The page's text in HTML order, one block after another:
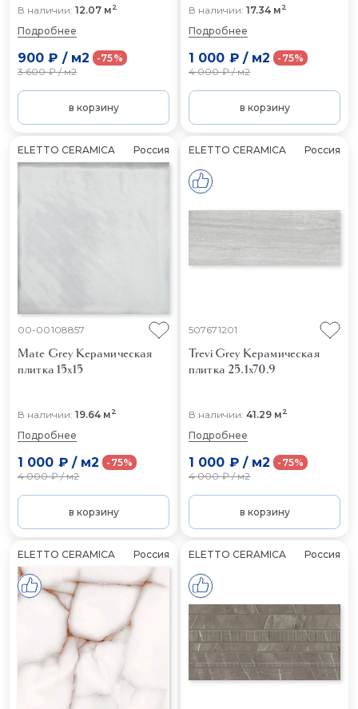
В наличии: 12.07 м2
Подробнее
900 ₽ / м2
3 600 ₽/м2
-75%
в корзину
В наличии: 17.34 м2
Подробнее
1 000 ₽/ м2
4 000 ₽/м2
-75%
в корзину
ELETTO CERAMICA Россия
00-00108857
Mate Grey Керамическая
плитка 15x15
В наличии: 19.64 м2
Подробнее
1 000 ₽/ м2
4 000 ₽/м2
-75%
в корзину
ELETTO CERAMICA Россия
507671201
Trevi Grey Керамическая
плитка 25.1x70.9
В наличии: 41.29 м2
Подробнее
1 000 ₽/ м2
4 000 ₽/м2
-75%
в корзину
ELETTO CERAMICA Россия ELETTO CERAMICA Россия